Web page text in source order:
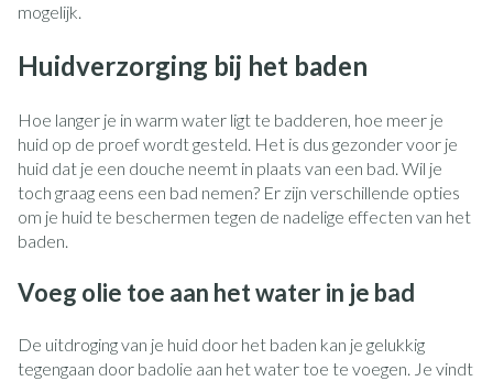
mogelijk.
Huidverzorging bij het baden
Hoe langer je in warm water ligt te badderen, hoe meer je
huid op de proef wordt gesteld. Het is dus gezonder voor je
huid dat je een douche neemt in plaats van een bad. Wil je
toch graag eens een bad nemen? Er zijn verschillende opties
om je huid te beschermen tegen de nadelige effecten van het
baden.
Voeg olie toe aan het water in je bad
De uitdroging van je huid door het baden kan je gelukkig
tegengaan door badolie aan het water toe te voegen. Je vindt